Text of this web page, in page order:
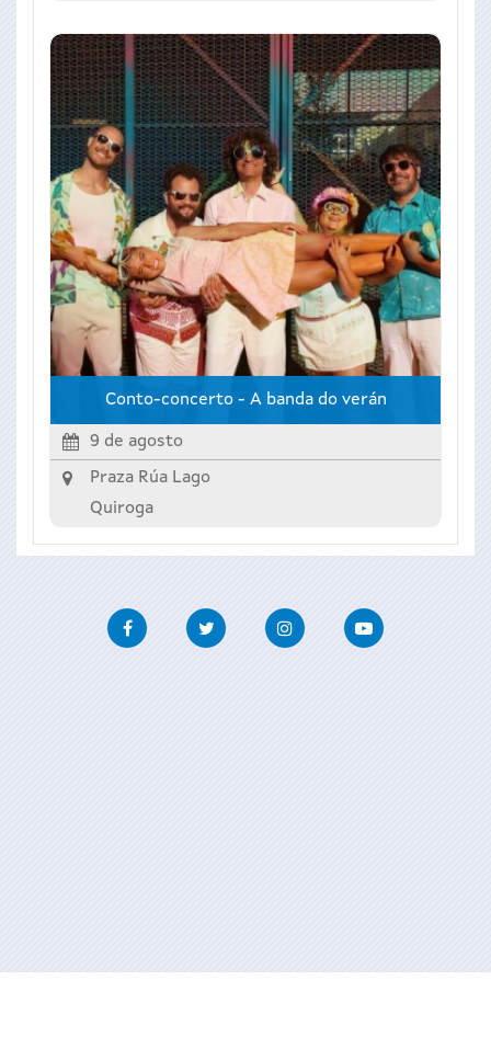
Conto-concerto - A banda do verán
9 de agosto
Praza Rúa Lago
Quiroga
FacebookTwitter InstagramYoutube